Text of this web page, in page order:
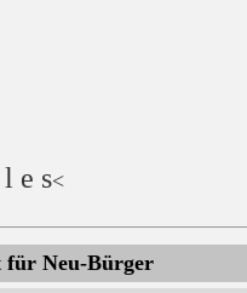
e s<
für Neu-Bürger